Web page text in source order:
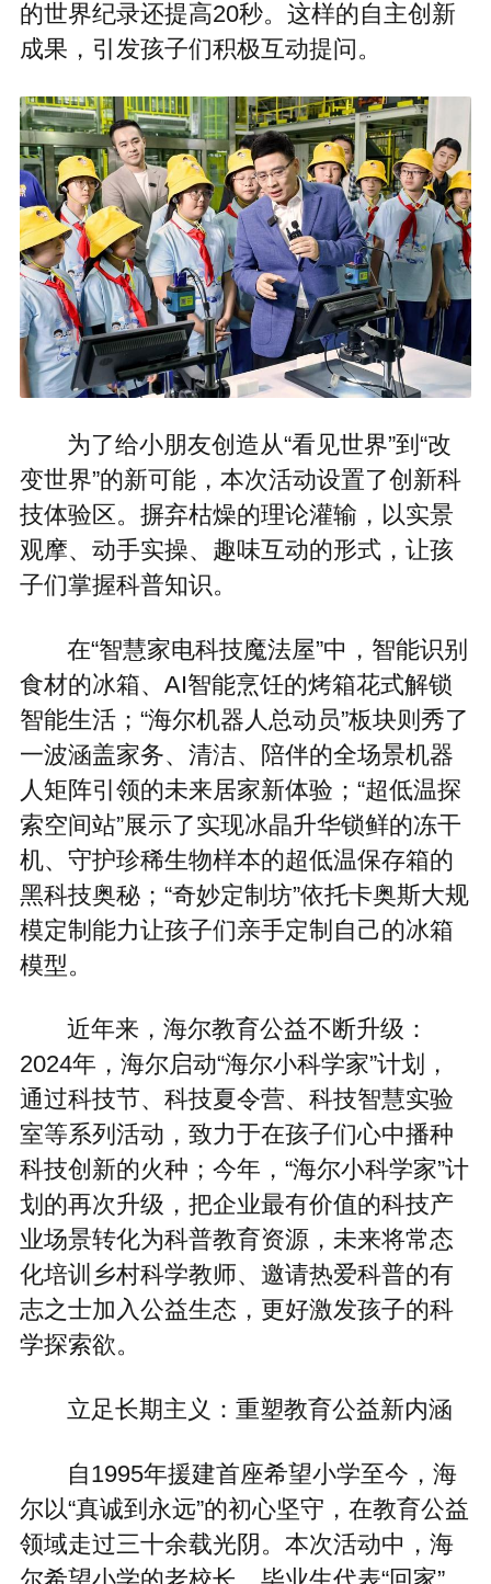
的世界纪录还提高20秒。这样的自主创新
成果，引发孩子们积极互动提问。
为了给小朋友创造从“看见世界”到“改
变世界”的新可能，本次活动设置了创新科
技体验区。摒弃枯燥的理论灌输，以实景
观摩、动手实操、趣味互动的形式，让孩
子们掌握科普知识。
在“智慧家电科技魔法屋”中，智能识别
食材的冰箱、AI智能烹饪的烤箱花式解锁
智能生活；“海尔机器人总动员”板块则秀了
一波涵盖家务、清洁、陪伴的全场景机器
人矩阵引领的未来居家新体验；“超低温探
索空间站”展示了实现冰晶升华锁鲜的冻干
机、守护珍稀生物样本的超低温保存箱的
黑科技奥秘；“奇妙定制坊”依托卡奥斯大规
模定制能力让孩子们亲手定制自己的冰箱
模型。
近年来，海尔教育公益不断升级：
2024年，海尔启动“海尔小科学家”计划，
通过科技节、科技夏令营、科技智慧实验
室等系列活动，致力于在孩子们心中播种
科技创新的火种；今年，“海尔小科学家”计
划的再次升级，把企业最有价值的科技产
业场景转化为科普教育资源，未来将常态
化培训乡村科学教师、邀请热爱科普的有
志之士加入公益生态，更好激发孩子的科
学探索欲。
立足长期主义：重塑教育公益新内涵
自1995年援建首座希望小学至今，海
尔以“真诚到永远”的初心坚守，在教育公益
领域走过三十余载光阴。本次活动中，海